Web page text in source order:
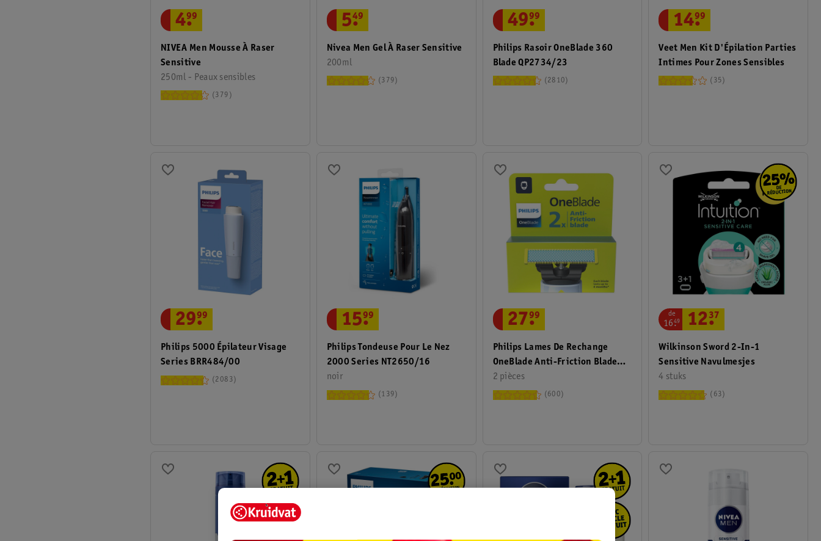
NIVEA Men Mousse À Raser
Sensitive
250ml - Peaux sensibles
4.
99
379
Nivea Men Gel À Raser Sensitive
200ml
5.
49
379
Philips Rasoir OneBlade 360
Blade QP2734/23
49.
99
2810
Veet Men Kit D'Épilation Parties
Intimes Pour Zones Sensibles
14.
99
35
Philips 5000 Épilateur Visage
Series BRR484/00
29.
99
2083
Philips Tondeuse Pour Le Nez
2000 Series NT2650/16
noir
15.
99
139
Philips Lames De Rechange
OneBlade Anti-Friction Blade
QP225/50
2 pièces
27.
99
600
Wilkinson Sword 2-In-1
Sensitive Navulmesjes
4 stuks
de
16.
49 12.
37
63